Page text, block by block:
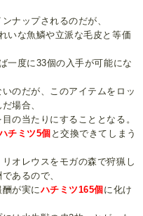
ナップされるのだが、
いな魚鱗や立派な毛皮と等価
一度に33個の入手が可能にな
のだが、このアイテムをロッ
場合、
の当たりにすることとなる。
チミツ5個と交換できてしまう
オレウスをモガの森で狩猟し
あるので、
が実に ハチミツ165個に化け